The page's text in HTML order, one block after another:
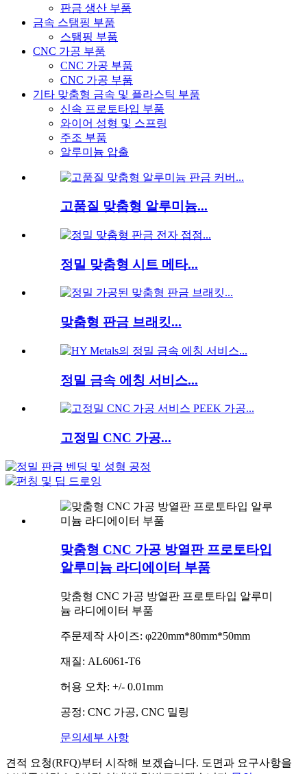
판금 생산 부품
금속 스탬핑 부품
스탬핑 부품
CNC 가공 부품
CNC 가공 부품
CNC 가공 부품
기타 맞춤형 금속 및 플라스틱 부품
신속 프로토타입 부품
와이어 성형 및 스프링
주조 부품
알루미늄 압출
고품질 맞춤형 알루미늄...
정밀 맞춤형 시트 메타...
맞춤형 판금 브래킷...
정밀 금속 에칭 서비스...
고정밀 CNC 가공...
맞춤형 CNC 가공 방열판 프로토타입
알루미늄 라디에이터 부품
맞춤형 CNC 가공 방열판 프로토타입 알루미
늄 라디에이터 부품
주문제작 사이즈: φ220mm*80mm*50mm
재질: AL6061-T6
허용 오차: +/- 0.01mm
공정: CNC 가공, CNC 밀링
문의 세부 사항
견적 요청(RFQ)부터 시작해 보겠습니다. 도면과 요구사항을